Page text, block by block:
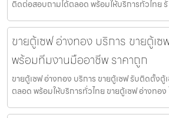
ติดต่อสอบถามได้ตลอด พร้อมให้บริการทั่วไทย รั
ขายตู้เซฟ อ่างทอง บริการ ขายตู้เ
พร้อมทีมงานมืออาชีพ ราคาถูก
ขายตู้เซฟ อ่างทอง บริการ ขายตู้เซฟ รับติดตั้ง
ตลอด พร้อมให้บริการทั่วไทย ขายตู้เซฟ อ่างทอง